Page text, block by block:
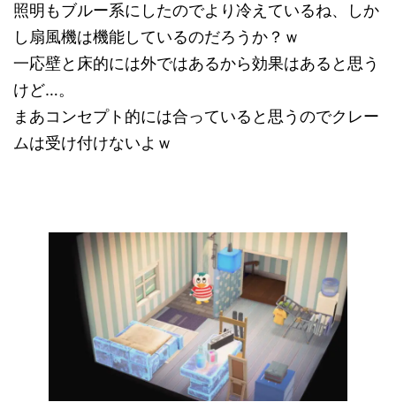
照明もブルー系にしたのでより冷えているね、しか
し扇風機は機能しているのだろうか？ｗ
一応壁と床的には外ではあるから効果はあると思う
けど…。
まあコンセプト的には合っていると思うのでクレー
ムは受け付けないよｗ